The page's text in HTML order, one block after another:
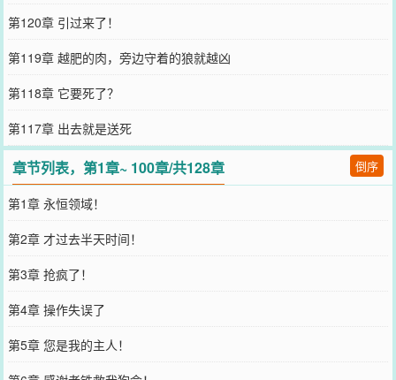
第120章 引过来了！
第119章 越肥的肉，旁边守着的狼就越凶
第118章 它要死了？
第117章 出去就是送死
章节列表，第1章~ 100章/共128章 倒序
第1章 永恒领域！
第2章 才过去半天时间！
第3章 抢疯了！
第4章 操作失误了
第5章 您是我的主人！